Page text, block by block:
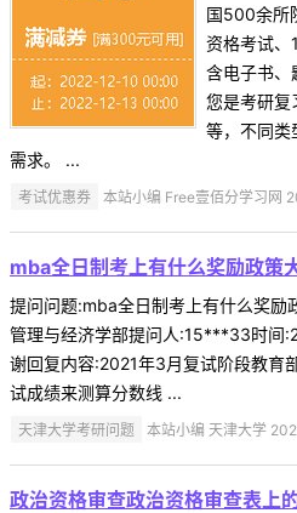
国500余所
资格考试、
含电子书、
您是考研复
等，不同类
需求。 ...
考试优惠券 本站小编 Free壹佰分学习网
mba全日制考上有什么奖励政策
提问问题:mba全日制考上有什么奖励
管理与经济学部提问人:15***33时间
谢回复内容:2021年3月复试阶段教育
试成绩来测算分数线 ...
天津大学考研问题 本站小编 天津大学
政治资格审查政治资格审查表上